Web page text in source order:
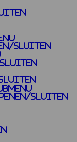
sluiten
sluiten
sluiten